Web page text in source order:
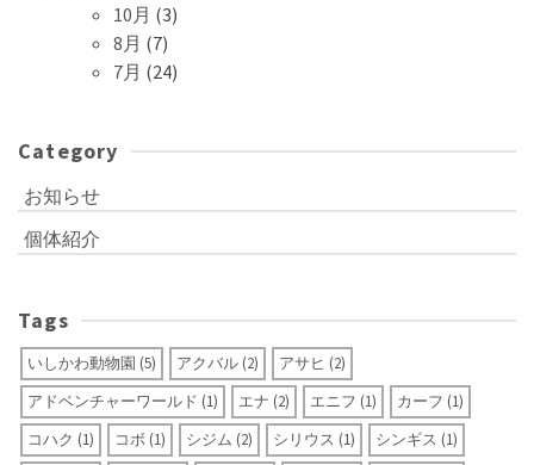
10月 (3)
8月 (7)
7月 (24)
Category
お知らせ
個体紹介
Tags
いしかわ動物園 (5) アクバル (2) アサヒ (2)
アドベンチャーワールド (1) エナ (2) エニフ (1) カーフ (1)
コハク (1) コボ (1) シジム (2) シリウス (1) シンギス (1)